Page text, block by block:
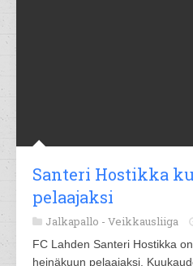
Santeri Hostikka
pelaajaksi
Jalkapallo - Veikkausliiga
FC Lahden Santeri Hostikka
heinäkuun pelaajaksi.